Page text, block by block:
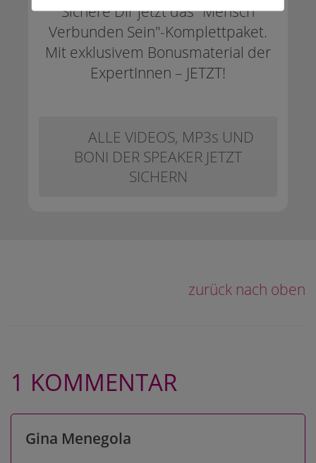
Sichere Dir jetzt das "Mensch
Verbunden Sein"-Komplettpaket.
Mit exklusivem Bonusmaterial der
ExpertInnen – JETZT!
ALLE VIDEOS, MP3s UND
BONI DER SPEAKER JETZT
SICHERN
zurück nach oben
1 KOMMENTAR
Gina Menegola